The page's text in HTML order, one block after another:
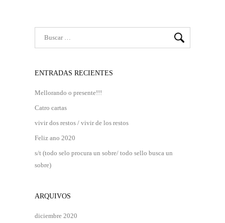
ENTRADAS RECIENTES
Mellorando o presente!!!
Catro cartas
vivir dos restos / vivir de los restos
Feliz ano 2020
s/t (todo selo procura un sobre/ todo sello busca un
sobre)
ARQUIVOS
diciembre 2020